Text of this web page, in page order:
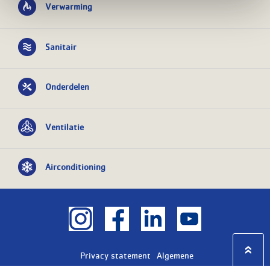
Verwarming
Sanitair
Onderdelen
Ventilatie
Airconditioning
Privacy statement
Algemene